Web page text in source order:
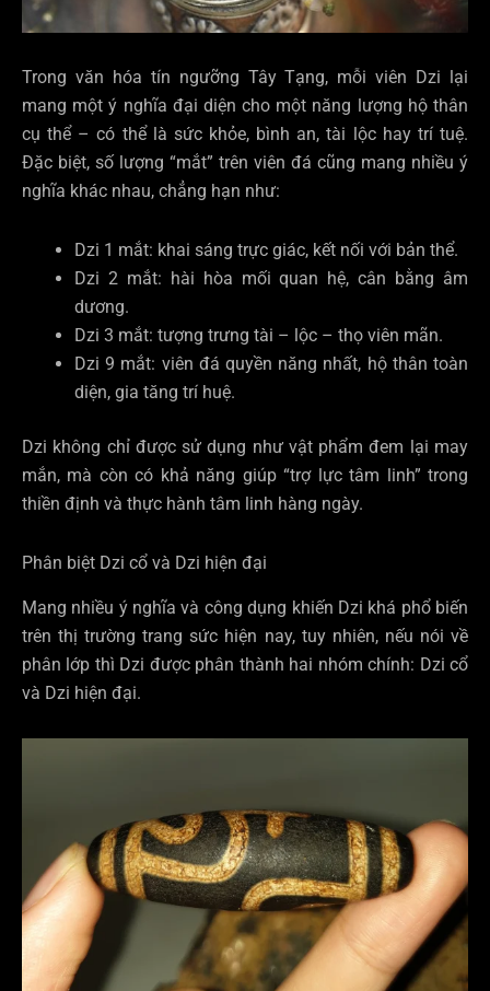
Trong văn hóa tín ngưỡng Tây Tạng, mỗi viên Dzi lại
mang một ý nghĩa đại diện cho một năng lượng hộ thân
cụ thể – có thể là sức khỏe, bình an, tài lộc hay trí tuệ.
Đặc biệt, số lượng “mắt” trên viên đá cũng mang nhiều ý
nghĩa khác nhau, chẳng hạn như:
Dzi 1 mắt: khai sáng trực giác, kết nối với bản thể.
Dzi 2 mắt: hài hòa mối quan hệ, cân bằng âm
dương.
Dzi 3 mắt: tượng trưng tài – lộc – thọ viên mãn.
Dzi 9 mắt: viên đá quyền năng nhất, hộ thân toàn
diện, gia tăng trí huệ.
Dzi không chỉ được sử dụng như vật phẩm đem lại may
mắn, mà còn có khả năng giúp “trợ lực tâm linh” trong
thiền định và thực hành tâm linh hàng ngày.
Phân biệt Dzi cổ và Dzi hiện đại
Mang nhiều ý nghĩa và công dụng khiến Dzi khá phổ biến
trên thị trường trang sức hiện nay, tuy nhiên, nếu nói về
phân lớp thì Dzi được phân thành hai nhóm chính: Dzi cổ
và Dzi hiện đại.